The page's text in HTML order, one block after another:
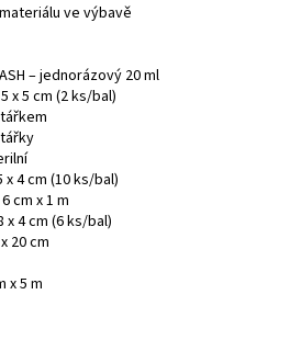
ve výbavě
– jednorázový 20 ml
x 5 cm (2 ks/bal)
4 cm (10 ks/bal)
cm x 1 m
4 cm (6 ks/bal)
20 cm
x 5 m